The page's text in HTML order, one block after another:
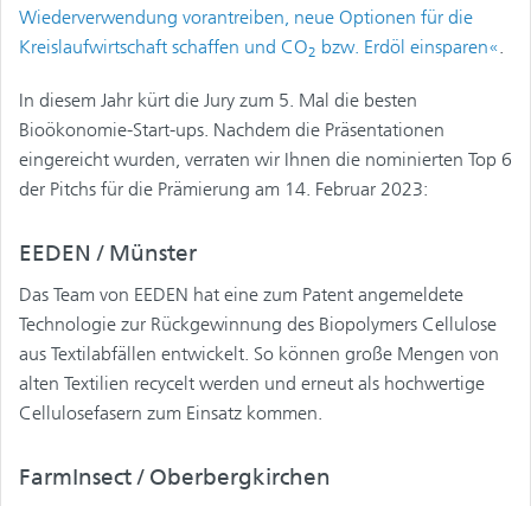
Wiederverwendung vorantreiben, neue Optionen für die
Kreislaufwirtschaft schaffen und CO2 bzw. Erdöl einsparen«.
In diesem Jahr kürt die Jury zum 5. Mal die besten
Bioökonomie-Start-ups. Nachdem die Präsentationen
eingereicht wurden, verraten wir Ihnen die nominierten Top 6
der Pitchs für die Prämierung am 14. Februar 2023:
EEDEN / Münster
Das Team von EEDEN hat eine zum Patent angemeldete
Technologie zur Rückgewinnung des Biopolymers Cellulose
aus Textilabfällen entwickelt. So können große Mengen von
alten Textilien recycelt werden und erneut als hochwertige
Cellulosefasern zum Einsatz kommen.
FarmInsect / Oberbergkirchen